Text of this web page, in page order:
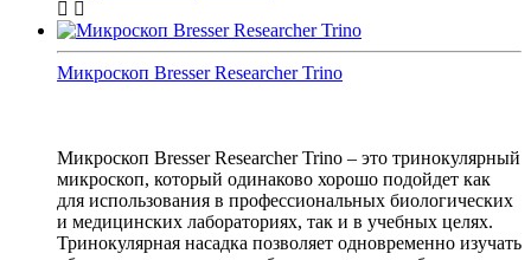
Микроскоп Bresser Researcher Trino
Микроскоп Bresser Researcher Trino – это тринокулярный
микроскоп, который одинаково хорошо подойдет как
для использования в профессиональных биологических
и медицинских лабораториях, так и в учебных целях.
Тринокулярная насадка позволяет одновременно изучать